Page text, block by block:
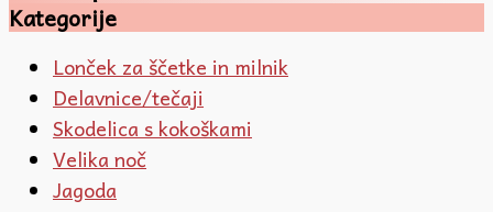
Kategorije
Lonček za ščetke in milnik
Delavnice/tečaji
Skodelica s kokoškami
Velika noč
Jagoda